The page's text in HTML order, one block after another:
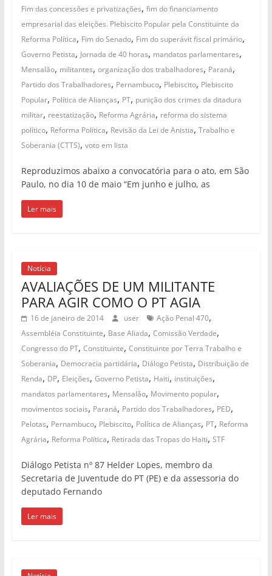
Fim das concessões e privatizações, fim do financiamento
empresarial das eleições. Plebiscito Popular pela Constituinte da
Reforma Política, Fim do Senado, Fim do superávit fiscal primário,
Governo Petista, Jornada de 40 horas, mandatos parlamentares,
Mensalão, militantes, organização dos trabalhadores, Paraná,
Partido dos Trabalhadores, Pernambuco, Plebiscito, Plebiscito
Popular, Política de Alianças, PT, punição dos crimes da ditadura
militar, reestatização, Reforma Agrária, reforma do sistema
político, Reforma Política, Revisão da Lei de Anistia, Trabalho e
Soberania (CTTS), voto em lista
Reproduzimos abaixo a convocatória para o ato, em São
Paulo, no dia 10 de maio “Em junho e julho, as
Ler mais
Notícia
AVALIAÇÕES DE UM MILITANTE
PARA AGIR COMO O PT AGIA
16 de janeiro de 2014 user Ação Penal 470,
Assembléia Constituinte, Base Aliada, Comissão Verdade,
Congresso do PT, Constituinte, Constituinte por Terra Trabalho e
Soberania, Democracia partidária, Diálogo Petista, Distribuição de
Renda, DP, Eleições, Governo Petista, Haiti, instituições,
mandatos parlamentares, Mensalão, Movimento popular,
movimentos sociais, Paraná, Partido dos Trabalhadores, PED,
Pelotas, Pernambuco, Plebiscito, Política de Alianças, PT, Reforma
Agrária, Reforma Política, Retirada das Tropas do Haiti, STF
Diálogo Petista nº 87 Helder Lopes, membro da
Secretaria de Juventude do PT (PE) e da assessoria do
deputado Fernando
Ler mais